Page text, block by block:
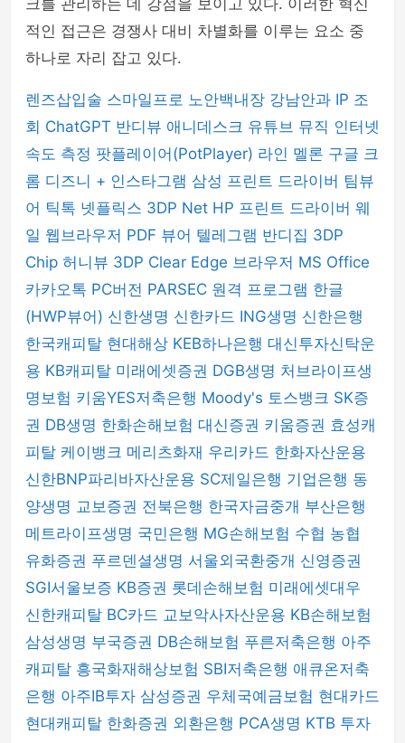
크를 관리하는 데 강점을 보이고 있다. 이러한 혁신
적인 접근은 경쟁사 대비 차별화를 이루는 요소 중
하나로 자리 잡고 있다.
렌즈삽입술 스마일프로 노안백내장 강남안과 IP 조
회 ChatGPT 반디뷰 애니데스크 유튜브 뮤직 인터넷
속도 측정 팟플레이어(PotPlayer) 라인 멜론 구글 크
롬 디즈니 + 인스타그램 삼성 프린트 드라이버 팀뷰
어 틱톡 넷플릭스 3DP Net HP 프린트 드라이버 웨
일 웹브라우저 PDF 뷰어 텔레그램 반디집 3DP
Chip 허니뷰 3DP Clear Edge 브라우저 MS Office
카카오톡 PC버전 PARSEC 원격 프로그램 한글
(HWP뷰어) 신한생명 신한카드 ING생명 신한은행
한국캐피탈 현대해상 KEB하나은행 대신투자신탁운
용 KB캐피탈 미래에셋증권 DGB생명 처브라이프생
명보험 키움YES저축은행 Moody's 토스뱅크 SK증
권 DB생명 한화손해보험 대신증권 키움증권 효성캐
피탈 케이뱅크 메리츠화재 우리카드 한화자산운용
신한BNP파리바자산운용 SC제일은행 기업은행 동
양생명 교보증권 전북은행 한국자금중개 부산은행
메트라이프생명 국민은행 MG손해보험 수협 농협
유화증권 푸르덴셜생명 서울외국환중개 신영증권
SGI서울보증 KB증권 롯데손해보험 미래에셋대우
신한캐피탈 BC카드 교보악사자산운용 KB손해보험
삼성생명 부국증권 DB손해보험 푸른저축은행 아주
캐피탈 흥국화재해상보험 SBI저축은행 애큐온저축
은행 아주IB투자 삼성증권 우체국예금보험 현대카드
현대캐피탈 한화증권 외환은행 PCA생명 KTB 투자